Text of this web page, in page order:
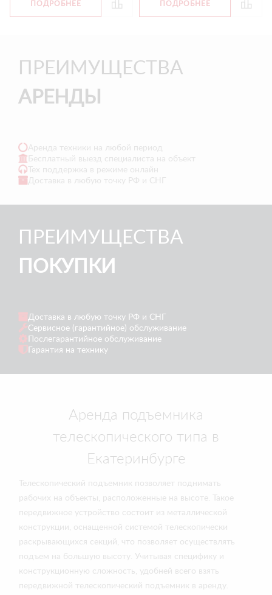
ПОДРОБНЕЕ ПОДРОБНЕЕ
ПРЕИМУЩЕСТВА
АРЕНДЫ
Аренда техники на любой период
Бесплатный выезд специалиста на объект
Тех поддержка в режиме онлайн
Доставка в любую точку РФ и СНГ
ПРЕИМУЩЕСТВА
ПОКУПКИ
Доставка в любую точку РФ и СНГ
Сервисное (гарантийное) обслуживание
Послегарантийное обслуживание
Гарантия на технику
Аренда подъемника
телескопического типа в
Екатеринбурге
Телескопический подъемник позволяет поднимать
рабочих на объекты, расположенные на высоте. Такое
передвижное устройство состоит из металлической
конструкции, оснащенной системой телескопически
раскрывающихся секций, что позволяет осуществлять
подъем на большую высоту. Учитывая специфику и
конструкционную сложность, удобней всего взять
передвижной телескопический подъемник в аренду.